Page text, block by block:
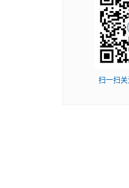
扫一扫